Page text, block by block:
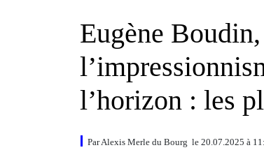
Eugène
l’horizon : les
Par Alexis Merle du Bourg le 20.07.2025 à